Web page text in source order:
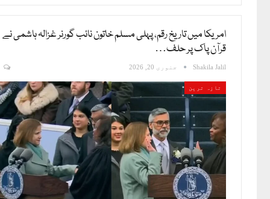
امریکا میں تاریخ رقم، پہلی مسلم خاتون نائب گورنر غزالہ ہاشمی نے
قرآن پاک پر حلف…
Shakila Jalil جنوری 20, 2026
تازہ ترین